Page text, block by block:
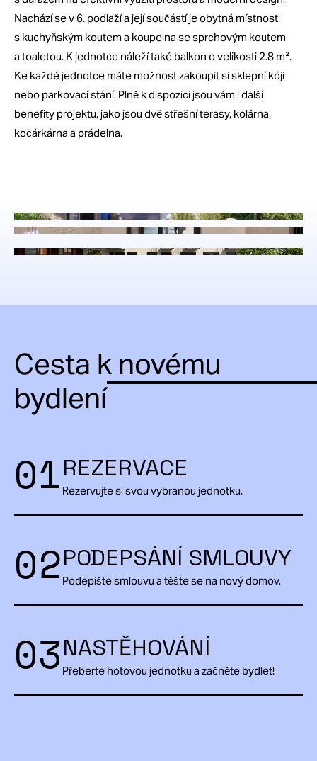
Nachází se v 6. podlaží a její součástí je obytná místnost
s kuchyňským koutem a koupelna se sprchovým koutem
a toaletou. K jednotce náleží také balkon o velikosti 2.8 m².
Ke každé jednotce máte možnost zakoupit si sklepní kóji
nebo parkovací stání. Plně k dispozici jsou vám i další
benefity projektu, jako jsou dvě střešní terasy, kolárna,
kočárkárna a prádelna.
Cesta k novému
bydlení
01REZERVACE
Rezervujte si svou vybranou jednotku.
02PODEPSÁNÍ SMLOUVY
Podepište smlouvu a těšte se na nový domov.
03NASTĚHOVÁNÍ
Přeberte hotovou jednotku a začněte bydlet!